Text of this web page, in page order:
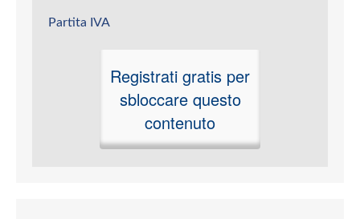
Partita IVA
Registrati gratis per
sbloccare questo
contenuto